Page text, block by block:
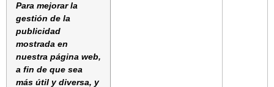
Para mejorar la
gestión de la
publicidad
mostrada en
nuestra página web,
a fin de que sea
más útil y diversa, y